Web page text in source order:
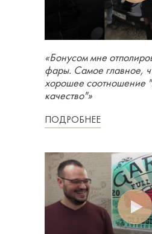
«Бонусом мне
фары. Самое главное,
хорошее соотношение
качество"»
ПОДРОБНЕЕ